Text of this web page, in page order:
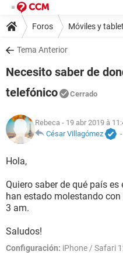
Foros Móviles y
Tema Anterior
Necesito saber de
telefónico
Cerrado
Rebeca - 19 abr 2019 à
César Villagómez
-
Hola,
Quiero saber de qué país
han estado molestando
3 am.
Saludos!
Configuración: iPhone / Safari